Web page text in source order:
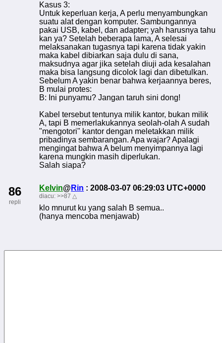
Kasus 3:
Untuk keperluan kerja, A perlu menyambungkan
suatu alat dengan komputer. Sambungannya
pakai USB, kabel, dan adapter; yah harusnya tahu
kan ya? Setelah beberapa lama, A selesai
melaksanakan tugasnya tapi karena tidak yakin
maka kabel dibiarkan saja dulu di sana,
maksudnya agar jika setelah diuji ada kesalahan
maka bisa langsung dicolok lagi dan dibetulkan.
Sebelum A yakin benar bahwa kerjaannya beres,
B mulai protes:
B: Ini punyamu? Jangan taruh sini dong!
Kabel tersebut tentunya milik kantor, bukan milik
A, tapi B memerlakukannya seolah-olah A sudah
"mengotori" kantor dengan meletakkan milik
pribadinya sembarangan. Apa wajar? Apalagi
mengingat bahwa A belum menyimpannya lagi
karena mungkin masih diperlukan.
Salah siapa?
86
repli
Kelvin@ Rin : 2008-03-07 06:29:03 UTC+0000
diacu:>>87 △
klo mnurut ku yang salah B semua..
(hanya mencoba menjawab)